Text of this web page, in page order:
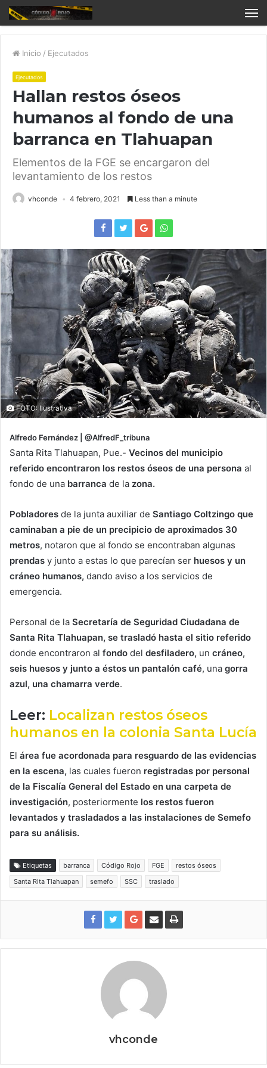
Inicio / Ejecutados
Ejecutados
Hallan restos óseos
humanos al fondo de una
barranca en Tlahuapan
Elementos de la FGE se encargaron del
levantamiento de los restos
vhconde 4 febrero, 2021 Less than a minute
FOTO: Ilustrativa
Alfredo Fernández | @AlfredF_tribuna
Santa Rita Tlahuapan, Pue.- Vecinos del municipio
referido encontraron los restos óseos de una persona al
fondo de una barranca de la zona.
Pobladores de la junta auxiliar de Santiago Coltzingo que
caminaban a pie de un precipicio de aproximados 30
metros, notaron que al fondo se encontraban algunas
prendas y junto a estas lo que parecían ser huesos y un
cráneo humanos, dando aviso a los servicios de
emergencia.
Personal de la Secretaría de Seguridad Ciudadana de
Santa Rita Tlahuapan, se trasladó hasta el sitio referido
donde encontraron al fondo del desfiladero, un cráneo,
seis huesos y junto a éstos un pantalón café, una gorra
azul, una chamarra verde.
Leer: Localizan restos óseos
humanos en la colonia Santa Lucía
El área fue acordonada para resguardo de las evidencias
en la escena, las cuales fueron registradas por personal
de la Fiscalía General del Estado en una carpeta de
investigación, posteriormente los restos fueron
levantados y trasladados a las instalaciones de Semefo
para su análisis.
Etiquetas barranca Código Rojo FGE
restos óseos
Santa Rita Tlahuapan
semefo SSC traslado
vhconde